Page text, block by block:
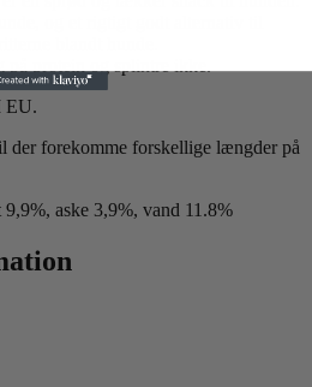
EU.
der forekomme forskellige længder på
aske 3,9%, vand 11.8%